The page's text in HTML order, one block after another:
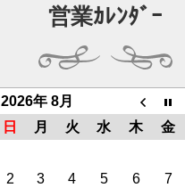
営業ｶﾚﾝﾀﾞｰ
2026年 8月
日
月 火 水 木 金
2
3 4 5 6 7